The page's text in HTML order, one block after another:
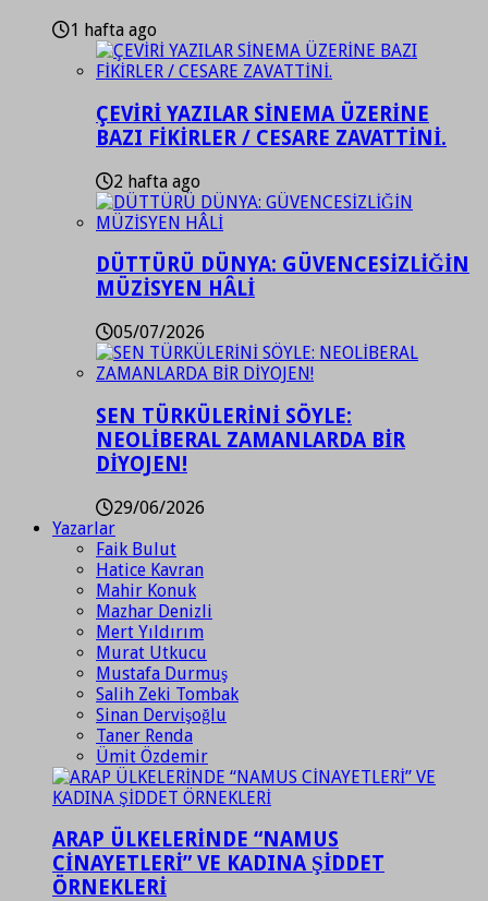
1 hafta ago
ÇEVİRİ YAZILAR SİNEMA ÜZERİNE
BAZI FİKİRLER / CESARE ZAVATTİNİ.
2 hafta ago
DÜTTÜRÜ DÜNYA: GÜVENCESİZLİĞİN
MÜZİSYEN HÂLİ
05/07/2026
SEN TÜRKÜLERİNİ SÖYLE:
NEOLİBERAL ZAMANLARDA BİR
DİYOJEN!
29/06/2026
Yazarlar
Faik Bulut
Hatice Kavran
Mahir Konuk
Mazhar Denizli
Mert Yıldırım
Murat Utkucu
Mustafa Durmuş
Salih Zeki Tombak
Sinan Dervişoğlu
Taner Renda
Ümit Özdemir
ARAP ÜLKELERİNDE “NAMUS
CİNAYETLERİ” VE KADINA ŞİDDET
ÖRNEKLERİ